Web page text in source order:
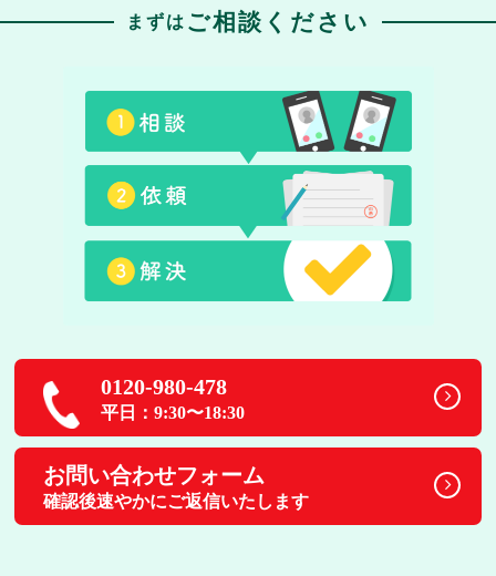
まずは ご相談ください
0120-980-478
平日：9:30〜18:30
お問い合わせフォーム
確認後速やかにご返信いたします